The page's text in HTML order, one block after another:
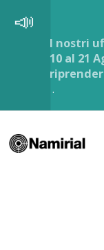
I nostri
10 al 21
.